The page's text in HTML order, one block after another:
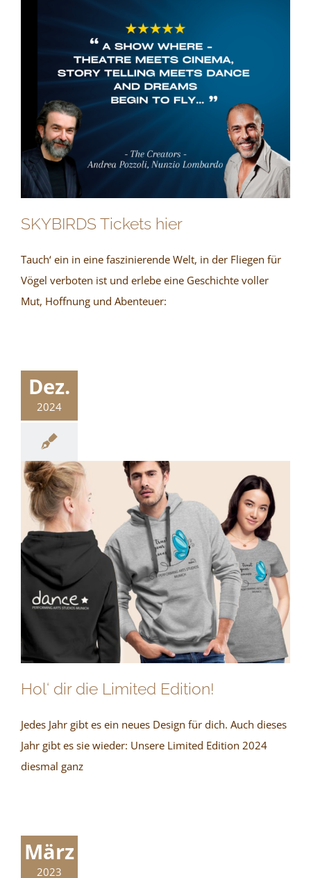
SKYBIRDS Tickets hier
Tauch‘ ein in eine faszinierende Welt, in der Fliegen für
Vögel verboten ist und erlebe eine Geschichte voller
Mut, Hoffnung und Abenteuer:
Dez.
2024
Hol‘ dir die Limited Edition!
Jedes Jahr gibt es ein neues Design für dich. Auch dieses
Jahr gibt es sie wieder: Unsere Limited Edition 2024
diesmal ganz
März
2023